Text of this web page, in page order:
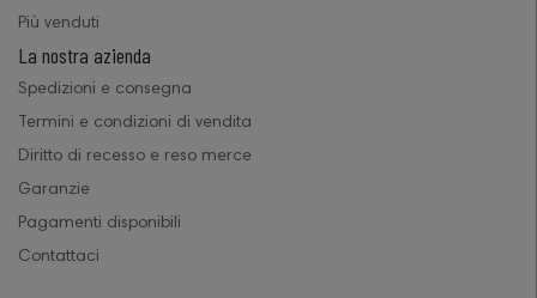
Più venduti
La nostra azienda
Spedizioni e consegna
Termini e condizioni di vendita
Diritto di recesso e reso merce
Garanzie
Pagamenti disponibili
Contattaci